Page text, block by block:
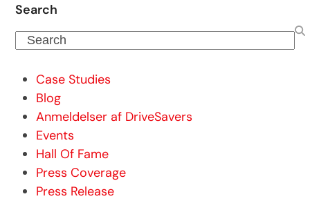
Search
Search
Case Studies
Blog
Anmeldelser af DriveSavers
Events
Hall Of Fame
Press Coverage
Press Release